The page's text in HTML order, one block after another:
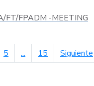
FT/FPADM -MEETING
5 ... 15 Siguiente